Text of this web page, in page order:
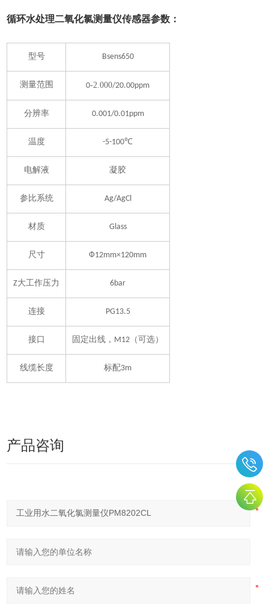
循环水处理二氧化氯测量仪传感器参数：
型号 Bsens650
测量范围 0-2.000/20.00ppm
分辨率 0.001/0.01ppm
温度 -5-100℃
电解液 凝胶
参比系统 Ag/AgCl
材质 Glass
尺寸 Ф12mm×120mm
Z大工作压力 6bar
连接 PG13.5
接口 固定出线，M12（可选）
线缆长度 标配3m
产品咨询